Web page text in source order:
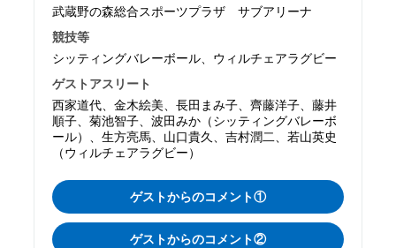
武蔵野の森総合スポーツプラザ サブアリーナ
競技等
シッティングバレーボール、ウィルチェアラグビー
ゲストアスリート
西家道代、金木絵美、長田まみ子、齊藤洋子、藤井
順子、菊池智子、波田みか（シッティングバレーボ
ール）、生方亮馬、山口貴久、吉村潤二、若山英史
（ウィルチェアラグビー）
ゲストからのコメント①
ゲストからのコメント②